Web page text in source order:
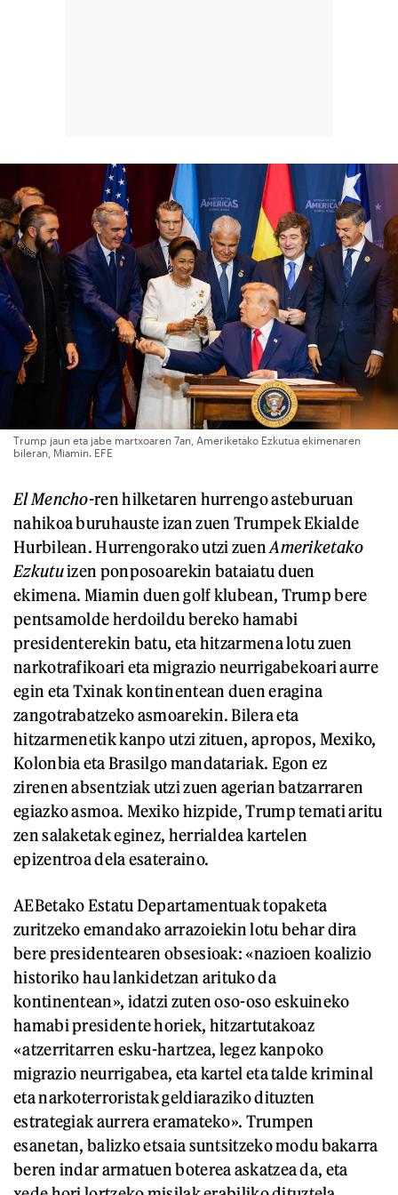
Trump jaun eta jabe martxoaren 7an, Ameriketako Ezkutua ekimenaren
bileran, Miamin. EFE
El Mencho-ren hilketaren hurrengo asteburuan
nahikoa buruhauste izan zuen Trumpek Ekialde
Hurbilean. Hurrengorako utzi zuenAmeriketako
Ezkutuizen ponposoarekin bataiatu duen
ekimena. Miamin duen golf klubean, Trump bere
pentsamolde herdoildu bereko hamabi
presidenterekin batu, eta hitzarmena lotu zuen
narkotrafikoari eta migrazio neurrigabekoari aurre
egin eta Txinak kontinentean duen eragina
zangotrabatzeko asmoarekin. Bilera eta
hitzarmenetik kanpo utzi zituen, apropos, Mexiko,
Kolonbia eta Brasilgo mandatariak. Egon ez
zirenen absentziak utzi zuen agerian batzarraren
egiazko asmoa. Mexiko hizpide, Trump temati aritu
zen salaketak eginez, herrialdea kartelen
epizentroa dela esateraino.
AEBetako Estatu Departamentuak topaketa
zuritzeko emandako arrazoiekin lotu behar dira
bere presidentearen obsesioak: «nazioen koalizio
historiko hau lankidetzan arituko da
kontinentean», idatzi zuten oso-oso eskuineko
hamabi presidente horiek, hitzartutakoaz
«atzerritarren esku-hartzea, legez kanpoko
migrazio neurrigabea, eta kartel eta talde kriminal
eta narkoterroristak geldiaraziko dituzten
estrategiak aurrera eramateko». Trumpen
esanetan, balizko etsaia suntsitzeko modu bakarra
beren indar armatuen boterea askatzea da, eta